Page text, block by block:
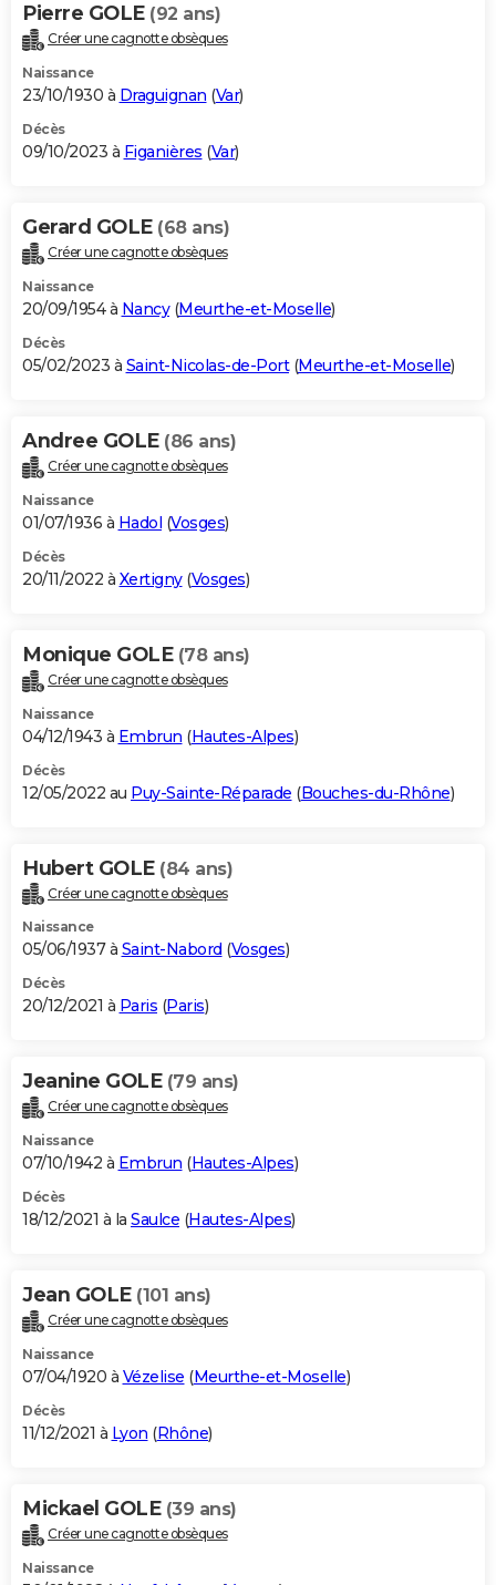
Pierre GOLE (92 ans)
Créer une cagnotte obsèques
Naissance
23/10/1930 à Draguignan (Var)
Décès
09/10/2023 à Figanières (Var)
Gerard GOLE (68 ans)
Créer une cagnotte obsèques
Naissance
20/09/1954 à Nancy(Meurthe-et-Moselle)
Décès
05/02/2023 à Saint-Nicolas-de-Port(Meurthe-et-Moselle)
Andree GOLE (86 ans)
Créer une cagnotte obsèques
Naissance
01/07/1936 à Hadol (Vosges)
Décès
20/11/2022 à Xertigny(Vosges)
Monique GOLE (78 ans)
Créer une cagnotte obsèques
Naissance
04/12/1943 à Embrun (Hautes-Alpes)
Décès
12/05/2022 au Puy-Sainte-Réparade (Bouches-du-Rhône)
Hubert GOLE (84 ans)
Créer une cagnotte obsèques
Naissance
05/06/1937 à Saint-Nabord (Vosges)
Décès
20/12/2021 à Paris (Paris)
Jeanine GOLE (79 ans)
Créer une cagnotte obsèques
Naissance
07/10/1942 à Embrun (Hautes-Alpes)
Décès
18/12/2021 à la Saulce (Hautes-Alpes)
Jean GOLE (101 ans)
Créer une cagnotte obsèques
Naissance
07/04/1920 à Vézelise (Meurthe-et-Moselle)
Décès
11/12/2021 à Lyon (Rhône)
Mickael GOLE (39 ans)
Créer une cagnotte obsèques
Naissance